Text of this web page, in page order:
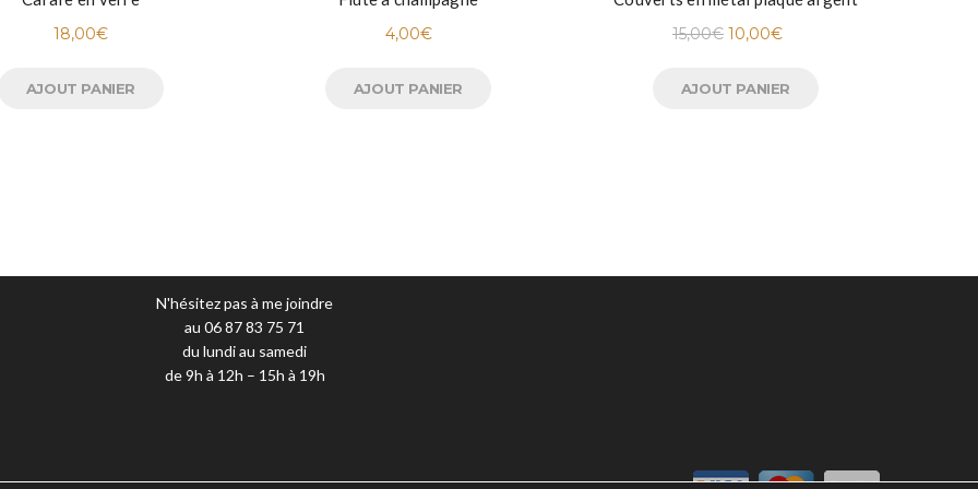
18,00€
AJOUT PANIER
4,00€
AJOUT PANIER
15,00€ 10,00€
AJOUT PANIER
N'hésitez pas à me joindre
au 06 87 83 75 71
du lundi au samedi
de 9h à 12h – 15h à 19h